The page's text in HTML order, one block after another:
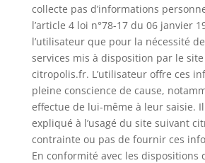
collecte pas d’informations
l’article 4 loi n°78-17 du 06 janvier
l’utilisateur que pour la nécessité
services mis à disposition par le
citropolis.fr. L’utilisateur offre ces
pleine conscience de cause,
effectue de lui-même à leur saisie.
expliqué à l’usagé du site suivant
contrainte ou pas de fournir ces
En conformité avec les dispositions